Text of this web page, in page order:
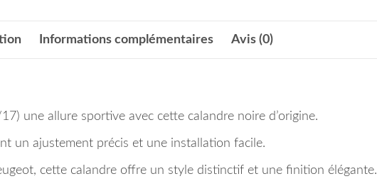
Informations complémentaires Avis (0)
une allure sportive avec cette calandre noire d’origine.
un ajustement précis et une installation facile.
cette calandre offre un style distinctif et une finition élégante.